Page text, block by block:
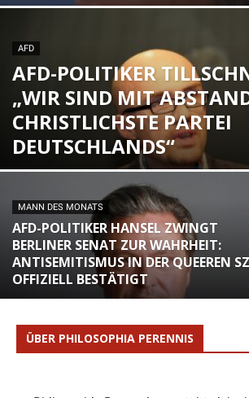
AFD
AFD-POLITIKER
„WIR SIND MIT
CHRISTLICHSTE PARTEI
DEUTSCHLANDS“
MANN DES MONATS
AFD-POLITIKER HANSEL ZWINGT
BERLINER SENAT ZUR WAHRHEIT:
ANTISEMITISMUS IN DER QUEEREN
OFFIZIELL BESTÄTIGT
ÜBER PHILOSOPHIA PERENNIS